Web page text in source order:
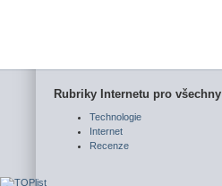
Rubriky Internetu pro všechny
Technologie
Internet
Recenze